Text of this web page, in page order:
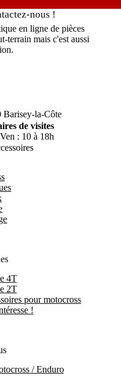
nous !
en ligne de pièces
terrain mais c'est aussi
Barisey-la-Côte
de visites
: 10 à 18h
4T
2T
pour motocross
!
/ Enduro